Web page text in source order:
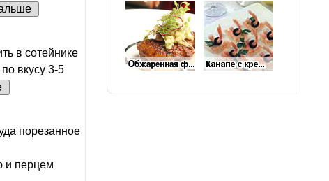
в сотейнике
вкусу 3-5
порезанное
и перцем